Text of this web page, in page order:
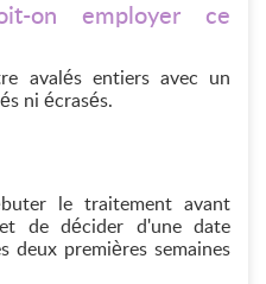
on employer ce
avalés entiers avec un
ni écrasés.
le traitement avant
de décider d'une date
deux premières semaines